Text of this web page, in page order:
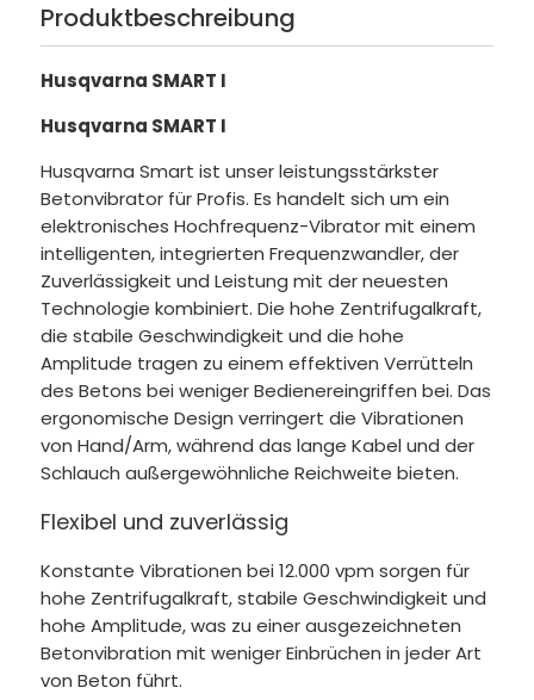
Produktbeschreibung
Husqvarna SMART I
Husqvarna SMART I
Husqvarna Smart ist unser leistungsstärkster
Betonvibrator für Profis. Es handelt sich um ein
elektronisches Hochfrequenz-Vibrator mit einem
intelligenten, integrierten Frequenzwandler, der
Zuverlässigkeit und Leistung mit der neuesten
Technologie kombiniert. Die hohe Zentrifugalkraft,
die stabile Geschwindigkeit und die hohe
Amplitude tragen zu einem effektiven Verrütteln
des Betons bei weniger Bedienereingriffen bei. Das
ergonomische Design verringert die Vibrationen
von Hand/Arm, während das lange Kabel und der
Schlauch außergewöhnliche Reichweite bieten.
Flexibel und zuverlässig
Konstante Vibrationen bei 12.000 vpm sorgen für
hohe Zentrifugalkraft, stabile Geschwindigkeit und
hohe Amplitude, was zu einer ausgezeichneten
Betonvibration mit weniger Einbrüchen in jeder Art
von Beton führt.